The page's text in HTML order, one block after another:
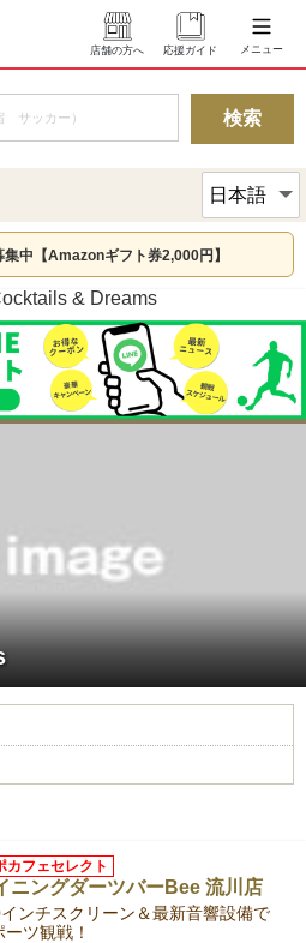
店舗の方へ 応援ガイド メニュー
中【Amazonギフト券2,000円】
& Dreams
ニングダーツバーBee 流川店
カフェセレクト
ンチスクリーン＆最新音響設備で
ーツ観戦！